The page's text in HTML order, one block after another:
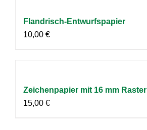
Flandrisch-Entwurfspapier
10,00 €
Zeichenpapier mit 16 mm Raster
15,00 €